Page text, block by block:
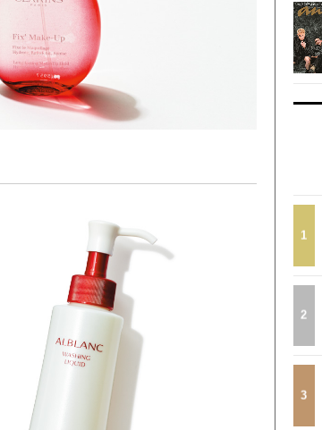
1
2
3